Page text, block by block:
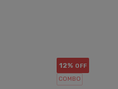
12% OFF
COMBO